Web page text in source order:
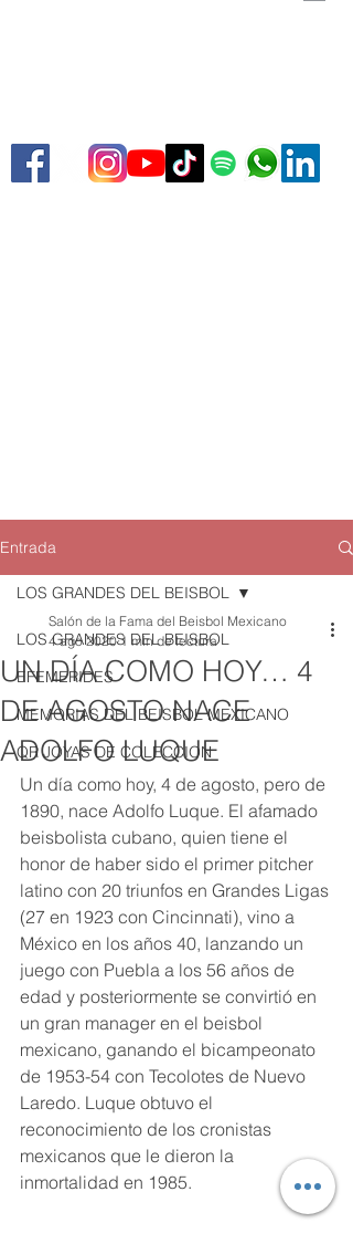
Entrada
LOS GRANDES DEL BEISBOL
EFEMERIDES
MEMORIAS DEL BEISBOL MEXICANO
QR JOYAS DE COLECCION
LOS GRANDES DEL BEISBOL
UN DÍA COMO HOY… 4
DE AGOSTO NACE
ADOLFO LUQUE
Salón de la Fama del Beisbol Mexicano
4 ago 2020 1 min de lectura
Un día como hoy, 4 de agosto, pero de
1890, nace Adolfo Luque. El afamado
beisbolista cubano, quien tiene el
honor de haber sido el primer pitcher
latino con 20 triunfos en Grandes Ligas
(27 en 1923 con Cincinnati), vino a
México en los años 40, lanzando un
juego con Puebla a los 56 años de
edad y posteriormente se convirtió en
un gran manager en el beisbol
mexicano, ganando el bicampeonato
de 1953-54 con Tecolotes de Nuevo
Laredo. Luque obtuvo el
reconocimiento de los cronistas
mexicanos que le dieron la
inmortalidad en 1985.